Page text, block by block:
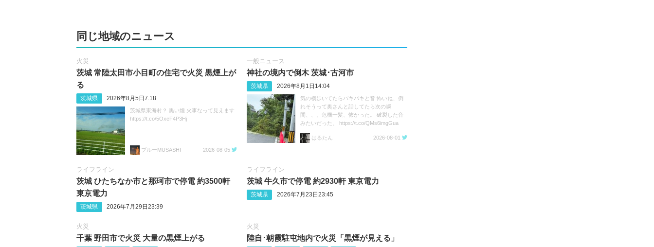
同じ地域のニュース
火災
茨城 常陸太田市小目町の住宅で火災 黒煙上が
る
茨城県 2026年8月5日7:18
茨城県東海村？ 黒い煙 火事なって見えます
https://t.co/5OxeF4P3Hj
ブルーMUSASHI 2026-08-05
一般ニュース
神社の境内で倒木 茨城･古河市
茨城県 2026年8月1日14:04
気の横歩いてたらバキバキと音 怖いね、倒
れそうって奥さんと話してたら次の瞬
間、、、危機一髪、怖かった。 破裂した音
みたいだった、 https://t.co/QMs6imgGua
はるたん 2026-08-01
ライフライン
茨城 ひたちなか市と那珂市で停電 約3500軒
東京電力
茨城県 2026年7月29日23:39
ライフライン
茨城 牛久市で停電 約2930軒 東京電力
茨城県 2026年7月23日23:45
火災
千葉 野田市で火災 大量の黒煙上がる
火災
陸自･朝霞駐屯地内で火災「黒煙が見える」